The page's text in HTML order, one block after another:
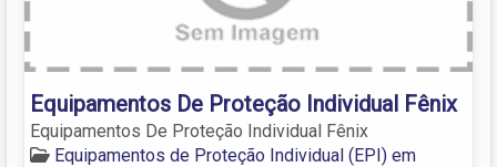
Equipamentos De Proteção Individual Fênix
Equipamentos De Proteção Individual Fênix
Equipamentos de Proteção Individual (EPI) em